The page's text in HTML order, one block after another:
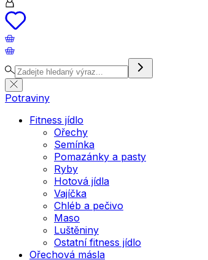
Potraviny
Fitness jídlo
Ořechy
Semínka
Pomazánky a pasty
Ryby
Hotová jídla
Vajíčka
Chléb a pečivo
Maso
Luštěniny
Ostatní fitness jídlo
Ořechová másla